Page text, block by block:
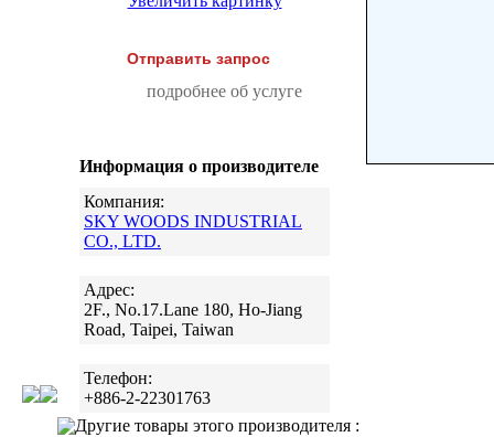
Отправить запрос
подробнее об услуге
Информация о производителе
Компания:
SKY WOODS INDUSTRIAL
CO., LTD.
Адрес:
2F., No.17.Lane 180, Ho-Jiang
Road, Taipei, Taiwan
Телефон:
+886-2-22301763
Другие товары этого производителя :